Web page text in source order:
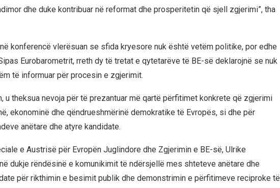
dhe duke kontribuar në reformat dhe prosperitetin që sjell zgjerimi”, tha
konferencë vlerësuan se sfida kryesore nuk është vetëm politike, por edhe
Eurobarometrit, rreth dy të tretat e qytetarëve të BE-së deklarojnë se nuk
të informuar për procesin e zgjerimit.
u theksua nevoja për të prezantuar më qartë përfitimet konkrete që zgjerimi
ekonominë dhe qëndrueshmërinë demokratike të Evropës, si dhe për
anëtare dhe atyre kandidate.
e Austrisë për Evropën Juglindore dhe Zgjerimin e BE-së, Ulrike
dukje rëndësinë e komunikimit të ndërsjellë mes shteteve anëtare dhe
për rikthimin e besimit publik dhe demonstrimin e përfitimeve reciproke të